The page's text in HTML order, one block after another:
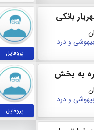
بانکی
بیهوشی و درد
پروفایل
به بخش
بیهوشی و درد
پروفایل